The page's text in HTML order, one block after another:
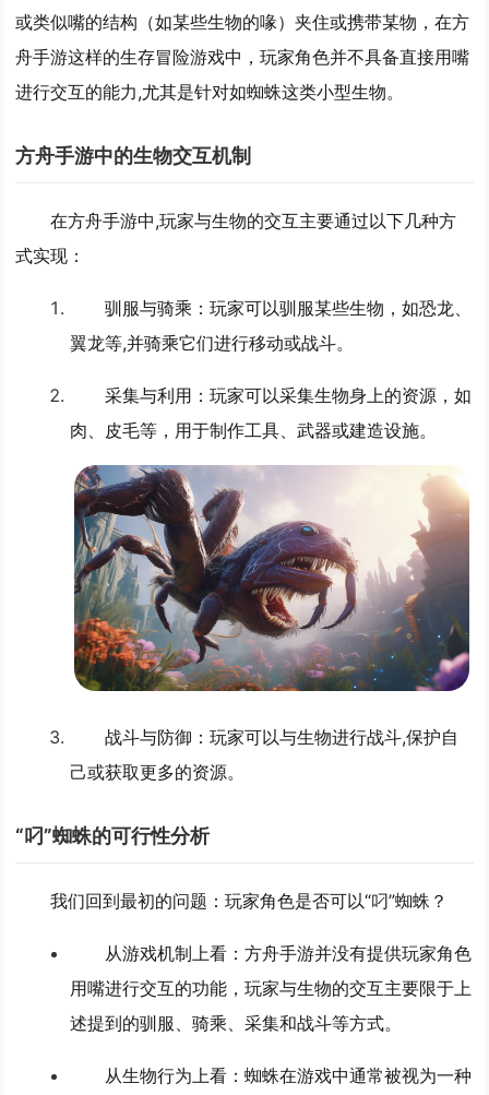
或类似嘴的结构（如某些生物的喙）夹住或携带某物，在方
舟手游这样的生存冒险游戏中，玩家角色并不具备直接用嘴
进行交互的能力,尤其是针对如蜘蛛这类小型生物。
方舟手游中的生物交互机制
在方舟手游中,玩家与生物的交互主要通过以下几种方
式实现：
驯服与骑乘 ：玩家可以驯服某些生物，如恐龙、
翼龙等,并骑乘它们进行移动或战斗。
采集与利用 ：玩家可以采集生物身上的资源，如
肉、皮毛等，用于制作工具、武器或建造设施。
战斗与防御 ：玩家可以与生物进行战斗,保护自
己或获取更多的资源。
“叼”蜘蛛的可行性分析
我们回到最初的问题：玩家角色是否可以“叼”蜘蛛？
从游戏机制上看 ：方舟手游并没有提供玩家角色
用嘴进行交互的功能，玩家与生物的交互主要限于上
述提到的驯服、骑乘、采集和战斗等方式。
从生物行为上看 ：蜘蛛在游戏中通常被视为一种